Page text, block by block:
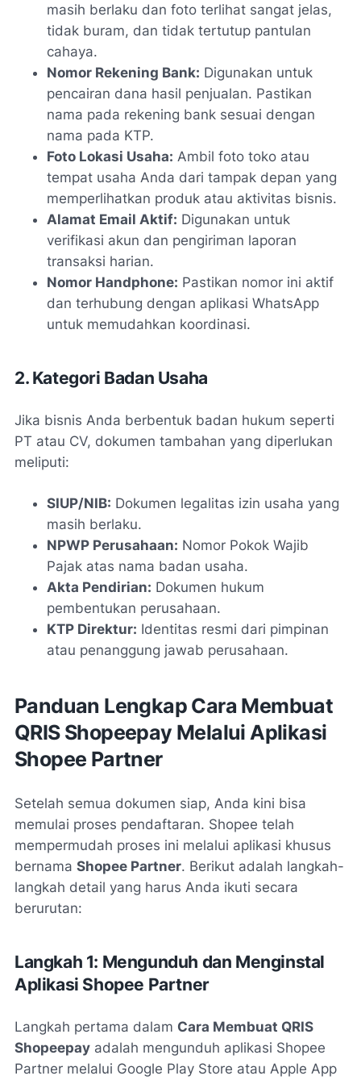
masih berlaku dan foto terlihat sangat jelas,
tidak buram, dan tidak tertutup pantulan
cahaya.
Nomor Rekening Bank: Digunakan untuk
pencairan dana hasil penjualan. Pastikan
nama pada rekening bank sesuai dengan
nama pada KTP.
Foto Lokasi Usaha: Ambil foto toko atau
tempat usaha Anda dari tampak depan yang
memperlihatkan produk atau aktivitas bisnis.
Alamat Email Aktif: Digunakan untuk
verifikasi akun dan pengiriman laporan
transaksi harian.
Nomor Handphone: Pastikan nomor ini aktif
dan terhubung dengan aplikasi WhatsApp
untuk memudahkan koordinasi.
2. Kategori Badan Usaha
Jika bisnis Anda berbentuk badan hukum seperti
PT atau CV, dokumen tambahan yang diperlukan
meliputi:
SIUP/NIB: Dokumen legalitas izin usaha yang
masih berlaku.
NPWP Perusahaan: Nomor Pokok Wajib
Pajak atas nama badan usaha.
Akta Pendirian: Dokumen hukum
pembentukan perusahaan.
KTP Direktur: Identitas resmi dari pimpinan
atau penanggung jawab perusahaan.
Panduan Lengkap Cara Membuat
QRIS Shopeepay Melalui Aplikasi
Shopee Partner
Setelah semua dokumen siap, Anda kini bisa
memulai proses pendaftaran. Shopee telah
mempermudah proses ini melalui aplikasi khusus
bernama Shopee Partner. Berikut adalah langkah-
langkah detail yang harus Anda ikuti secara
berurutan:
Langkah 1: Mengunduh dan Menginstal
Aplikasi Shopee Partner
Langkah pertama dalam Cara Membuat QRIS
Shopeepay adalah mengunduh aplikasi Shopee
Partner melalui Google Play Store atau Apple App